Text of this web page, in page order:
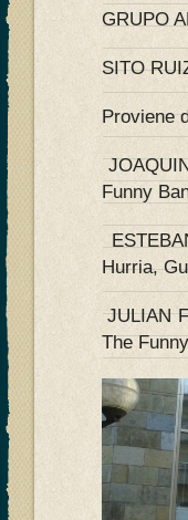
GRUPO
SITO
Proviene
Funny
Hurria,
JULIAN
The